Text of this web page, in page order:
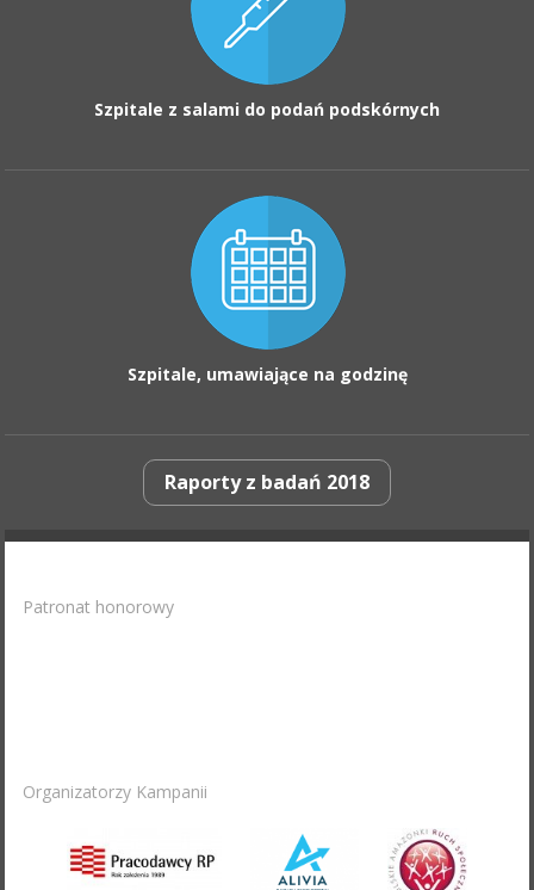
Szpitale z salami do podań podskórnych
Szpitale, umawiające na godzinę
Raporty z badań 2018
Patronat honorowy
Organizatorzy Kampanii